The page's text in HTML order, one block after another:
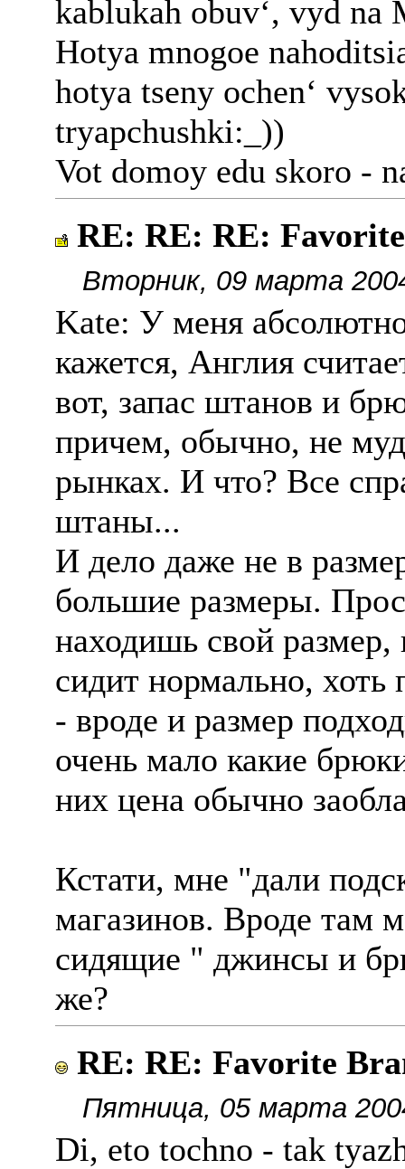
kablukah obuv‘, vyd
Hotya mnogoe
hotya tseny ochen‘
tryapchushki:_))
Vot domoy edu skoro -
RE: RE: RE:
Вторник, 09 марта
Kate: У меня
кажется, Англия
вот, запас штанов и
причем, обычно, не
рынках. И что? Все
штаны...
И дело даже не в
большие размеры.
находишь свой
сидит нормально,
- вроде и размер
очень мало какие
них цена обычно
Кстати, мне "дали
магазинов. Вроде там
сидящие " джинсы и
же?
RE: RE: Favorite
Пятница, 05 марта
Di, eto tochno - tak